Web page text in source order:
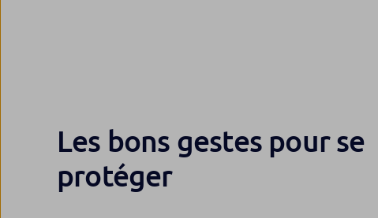
Les bons gestes pour se
protéger